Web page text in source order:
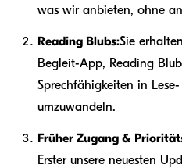
was wir anbieten, ohne
Reading Blubs:Sie
Begleit-App, Reading
Sprechfähigkeiten in
umzuwandeln.
Früher Zugang &
Erster unsere neuesten